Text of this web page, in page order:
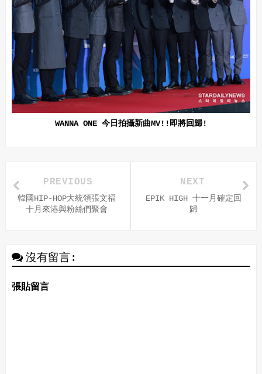
WANNA ONE 今日拍攝新曲MV!!即將回歸!
NEXT
EPIK HIGH 十一月確定回
歸
PREVIOUS
韓國HIP-HOP大統領張文福
十月來港與粉絲們聚會
沒有留言:
張貼留言